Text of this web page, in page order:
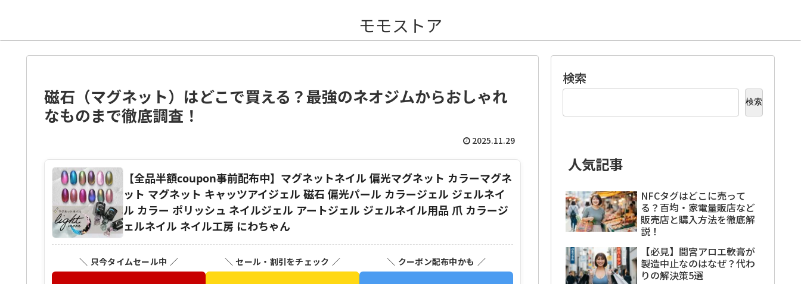
モモストア
磁石（マグネット）はどこで買える？最強のネオジムからおしゃれ
なものまで徹底調査！
2025.11.29
【全品半額coupon事前配布中】マグネットネイル 偏光マグネット カラーマグネ
ット マグネット キャッツアイジェル 磁石 偏光パール カラージェル ジェルネイ
ル カラー ポリッシュ ネイルジェル アートジェル ジェルネイル用品 爪 カラージ
ェルネイル ネイル工房 にわちゃん
＼ 只今タイムセール中 ／ ＼ セール・割引をチェック ／ ＼ クーポン配布中かも ／
検索
検索
人気記事
NFCタグはどこに売って
る？百均・家電量販店など
販売店と購入方法を徹底解
説！
【必見】間宮アロエ軟膏が
製造中止なのはなぜ？代わ
りの解決策5選